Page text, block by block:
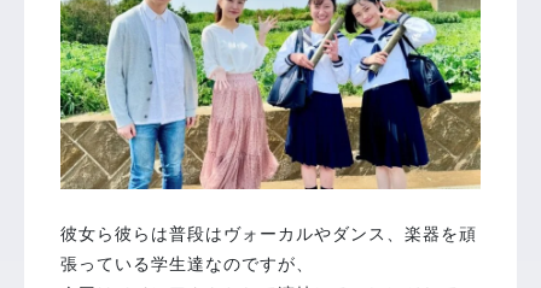
彼女ら彼らは普段はヴォーカルやダンス、楽器を頑
張っている学生達なのですが、